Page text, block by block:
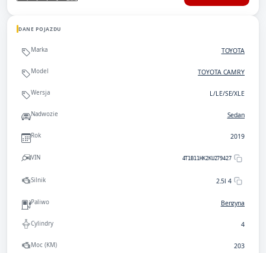
DANE POJAZDU
Marka TOYOTA
Model TOYOTA CAMRY
Wersja L/LE/SE/XLE
Nadwozie Sedan
Rok 2019
VIN 4T1B11HK2KU279427
Silnik 2.5l 4
Paliwo Benzyna
Cylindry 4
Moc (KM) 203